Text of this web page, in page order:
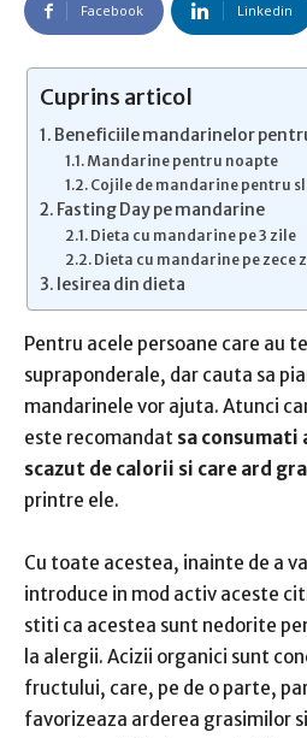
Facebook Linkedin
Cuprins articol
Beneficiile mandarinelor
Mandarine pentru noapte
Cojile de mandarine pentru
Fasting Day pe mandarine
Dieta cu mandarine pe 3 zile
Dieta cu mandarine pe zece
Iesirea din dieta
Pentru acele persoane care au
supraponderale, dar cauta sa
mandarinele vor ajuta. Atunci
este recomandat sa
scazut de calorii si care ard
printre ele.
Cu toate acestea, inainte de a
introduce in mod activ aceste
stiti ca acestea sunt nedorite
la alergii. Acizii organici sunt
fructului, care, pe de o parte,
favorizeaza arderea grasimilor